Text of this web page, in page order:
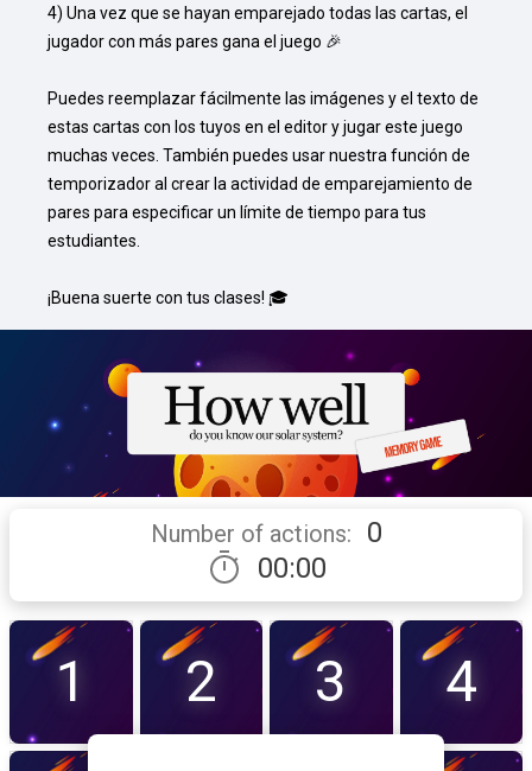
4) Una vez que se hayan emparejado todas las cartas, el
jugador con más pares gana el juego 🎉
Puedes reemplazar fácilmente las imágenes y el texto de
estas cartas con los tuyos en el editor y jugar este juego
muchas veces. También puedes usar nuestra función de
temporizador al crear la actividad de emparejamiento de
pares para especificar un límite de tiempo para tus
estudiantes.
¡Buena suerte con tus clases! 🎓